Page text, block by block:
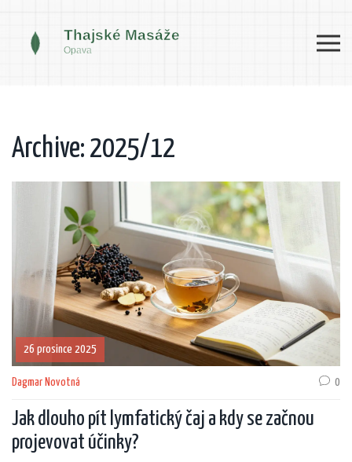
Archive: 2025/12
26 prosince 2025
Dagmar Novotná 0
Jak dlouho pít lymfatický čaj a kdy se začnou
projevovat účinky?